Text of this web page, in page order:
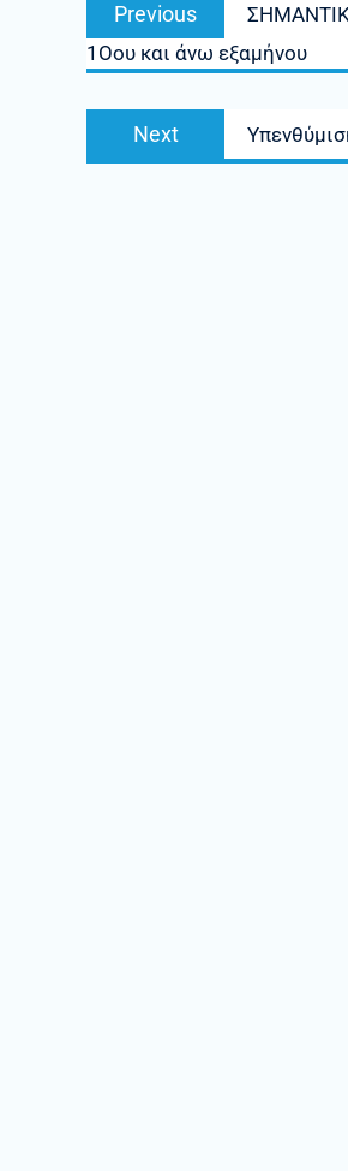
άρθρων
Previous
post:
1Οου και άνω εξαμήνου
Next
post: